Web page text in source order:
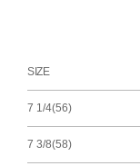
SIZE
7 1/4(56)
7 3/8(58)